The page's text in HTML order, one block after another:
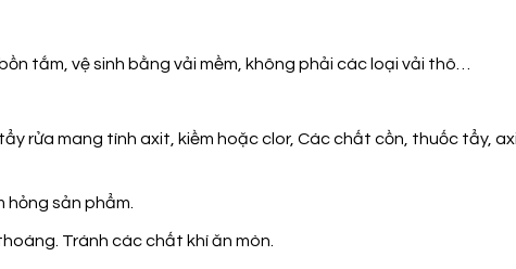
tắm, vệ sinh bằng vải mềm, không phải các loại vải thô…
rửa mang tính axit, kiềm hoặc clor, Các chất cồn, thuốc tẩy,
hỏng sản phẩm.
Tránh các chất khí ăn mòn.